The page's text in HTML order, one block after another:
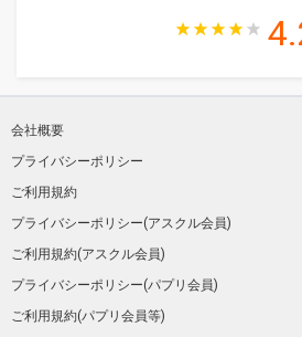
会社概要
プライバシーポリシー
ご利用規約
プライバシーポリシー(アスクル会員)
ご利用規約(アスクル会員)
プライバシーポリシー(パプリ会員)
ご利用規約(パプリ会員等)